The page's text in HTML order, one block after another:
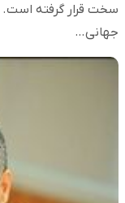
سخت قرار گرفته است.
جهانی…